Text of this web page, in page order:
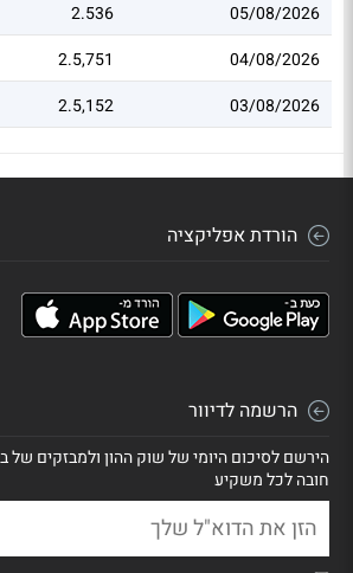
05/08/2026
2.536
04/08/2026
2.5,751
03/08/2026
2.5,152
הורדת אפליקציה
הרשמה לדיוור
הירשם לסיכום היומי של שוק ההון ולמבזקים של
חובה לכל משקיע